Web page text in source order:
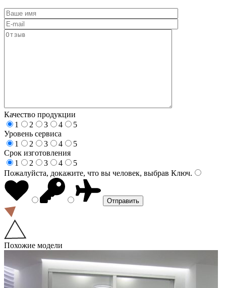
Качество продукции
1
2 3 4
5
Уровень сервиса
1
2 3 4
5
Срок изготовления
1
2 3 4
5
Пожалуйста, докажите, что вы человек, выбрав Ключ.
Похожие модели